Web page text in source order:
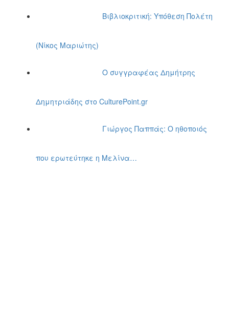
Βιβλιοκριτική: Υπόθεση Πολέτη
(Νίκος Μαριώτης)
Ο συγγραφέας Δημήτρης
Δημητριάδης στο CulturePoint.gr
Γιώργος Παππάς: Ο ηθοποιός
που ερωτεύτηκε η Μελίνα…